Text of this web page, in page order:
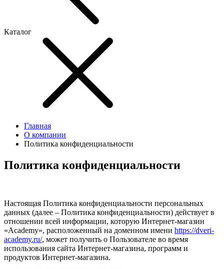
Каталог
Главная
О компании
Политика конфиденциальности
Политика конфиденциальности
Настоящая Политика конфиденциальности персональных
данных (далее – Политика конфиденциальности) действует в
отношении всей информации, которую Интернет-магазин
«Academy», расположенный на доменном имени https://dveri-
academy.ru/, может получить о Пользователе во время
использования сайта Интернет-магазина, программ и
продуктов Интернет-магазина.